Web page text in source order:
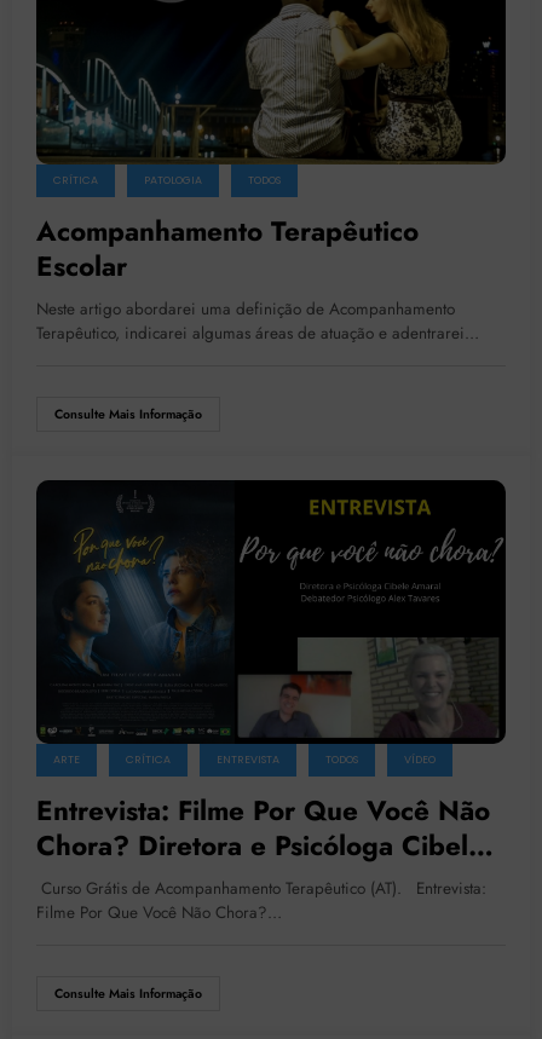
CRÍTICA PATOLOGIA TODOS
Acompanhamento Terapêutico
Escolar
Neste artigo abordarei uma definição de Acompanhamento
Terapêutico, indicarei algumas áreas de atuação e adentrarei…
Consulte Mais Informação
ARTE CRÍTICA ENTREVISTA TODOS VÍDEO
Entrevista: Filme Por Que Você Não
Chora? Diretora e Psicóloga Cibele
Amaral e Psicólogo Alex Tavares
Curso Grátis de Acompanhamento Terapêutico (AT). Entrevista:
Filme Por Que Você Não Chora?…
Consulte Mais Informação